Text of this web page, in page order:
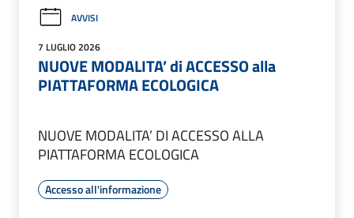
AVVISI
7 LUGLIO 2026
NUOVE MODALITA’ di ACCESSO alla
PIATTAFORMA ECOLOGICA
NUOVE MODALITA’ DI ACCESSO ALLA
PIATTAFORMA ECOLOGICA
Accesso all'informazione